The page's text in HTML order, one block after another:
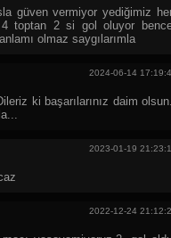
güven vermiyor yediğimiz
4 toptan 2 si gol oluyor
olmaz saygılarımla
2024-06-14
ki başarılarınız daim olsun.
2023-01-19
2022-12-24